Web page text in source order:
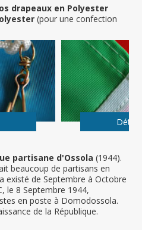
partisane d'Ossola (1944).
beaucoup de partisans en
existé de Septembre à Octobre
le 8 Septembre 1944,
en poste à Domodossola.
de la République.
drapeaux en Polyester
(pour une confection
Détail